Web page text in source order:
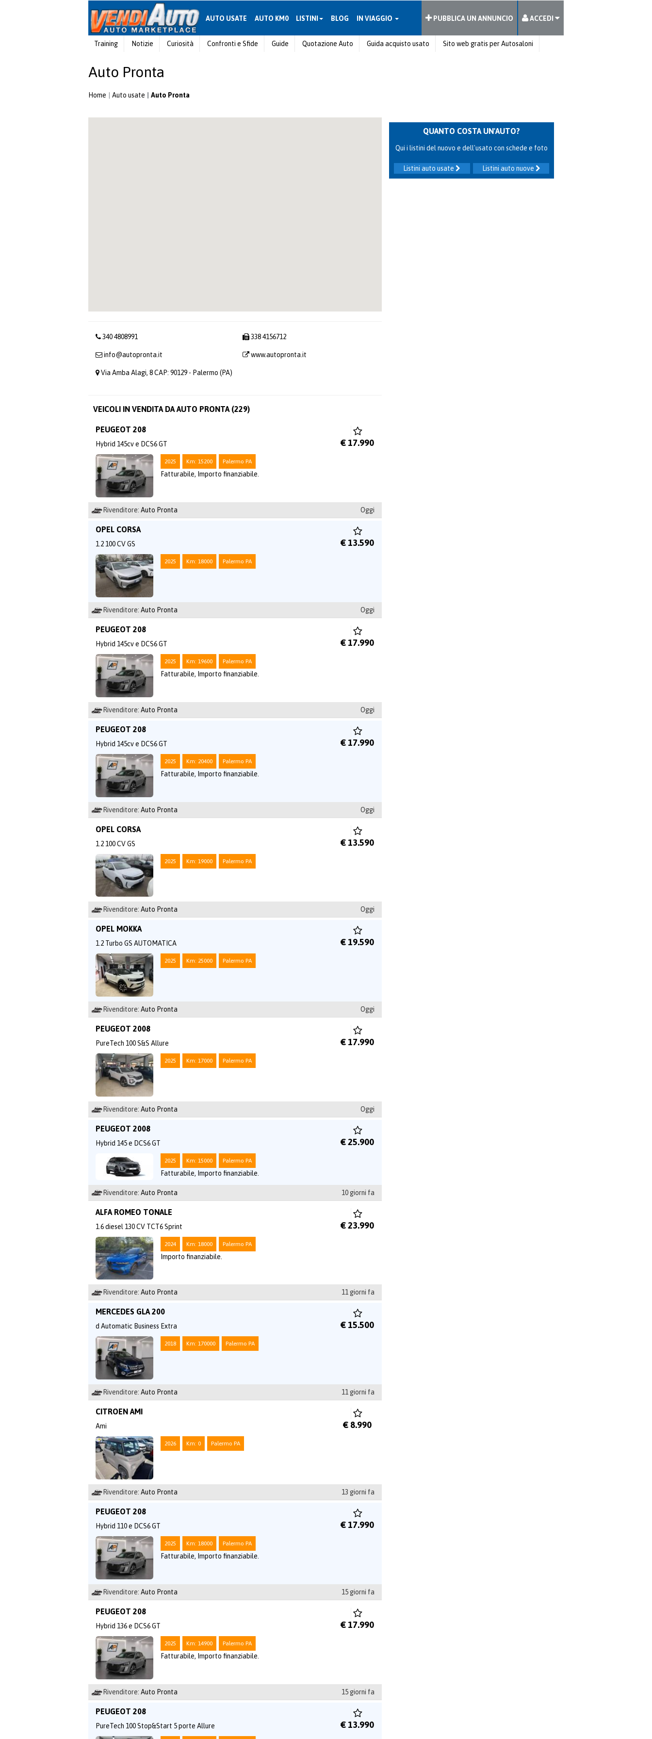
AUTO USATE AUTO KM0 LISTINI BLOG IN VIAGGIO PUBBLICA UN ANNUNCIO ACCEDI
Training Notizie Curiosità Confronti e Sfide Guide Quotazione Auto Guida acquisto usato Sito web gratis per Autosaloni
Auto Pronta
Home Auto usate Auto Pronta
340 4808991 338 4156712
info@autopronta.it www.autopronta.it
Via Amba Alagi, 8 CAP: 90129 - Palermo (PA)
VEICOLI IN VENDITA DA AUTO PRONTA (229)
PEUGEOT 208
Hybrid 145cv e DCS6 GT
2025 Km: 15200 Palermo PA
Fatturabile, Importo finanziabile.
€ 17.990
Rivenditore: Auto Pronta Oggi
OPEL CORSA
1.2 100 CV GS
2025 Km: 18000 Palermo PA
€ 13.590
Rivenditore: Auto Pronta Oggi
PEUGEOT 208
Hybrid 145cv e DCS6 GT
2025 Km: 19600 Palermo PA
Fatturabile, Importo finanziabile.
€ 17.990
Rivenditore: Auto Pronta Oggi
PEUGEOT 208
Hybrid 145cv e DCS6 GT
2025 Km: 20400 Palermo PA
Fatturabile, Importo finanziabile.
€ 17.990
Rivenditore: Auto Pronta Oggi
OPEL CORSA
1.2 100 CV GS
2025 Km: 19000 Palermo PA
€ 13.590
Rivenditore: Auto Pronta Oggi
OPEL MOKKA
1.2 Turbo GS AUTOMATICA
2025 Km: 25000 Palermo PA
€ 19.590
Rivenditore: Auto Pronta Oggi
PEUGEOT 2008
PureTech 100 S&S Allure
2025 Km: 17000 Palermo PA
€ 17.990
Rivenditore: Auto Pronta Oggi
PEUGEOT 2008
Hybrid 145 e DCS6 GT
2025 Km: 15000 Palermo PA
Fatturabile, Importo finanziabile.
€ 25.900
Rivenditore: Auto Pronta 10 giorni fa
ALFA ROMEO TONALE
1.6 diesel 130 CV TCT6 Sprint
2024 Km: 18000 Palermo PA
Importo finanziabile.
€ 23.990
Rivenditore: Auto Pronta 11 giorni fa
MERCEDES GLA 200
d Automatic Business Extra
2018 Km: 170000 Palermo PA
€ 15.500
Rivenditore: Auto Pronta 11 giorni fa
CITROEN AMI
Ami
2026 Km: 0 Palermo PA
€ 8.990
Rivenditore: Auto Pronta 13 giorni fa
PEUGEOT 208
Hybrid 110 e DCS6 GT
2025 Km: 18000 Palermo PA
Fatturabile, Importo finanziabile.
€ 17.990
Rivenditore: Auto Pronta 15 giorni fa
PEUGEOT 208
Hybrid 136 e DCS6 GT
2025 Km: 14900 Palermo PA
Fatturabile, Importo finanziabile.
€ 17.990
Rivenditore: Auto Pronta 15 giorni fa
PEUGEOT 208
PureTech 100 Stop&Start 5 porte Allure € 13.990
QUANTO COSTA UN'AUTO?
Qui i listini del nuovo e dell'usato con schede e foto
Listini auto nuove
Listini auto usate